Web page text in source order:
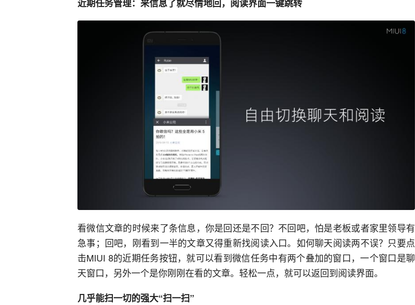
近期任务管理：来信息了就尽情地回，阅读界面一键跳转
看微信文章的时候来了条信息，你是回还是不回？不回吧，怕是老板或者家里领导有
急事；回吧，刚看到一半的文章又得重新找阅读入口。如何聊天阅读两不误？只要点
击MIUI 8的近期任务按钮，就可以看到微信任务中有两个叠加的窗口，一个窗口是聊
天窗口，另外一个是你刚刚在看的文章。轻松一点，就可以返回到阅读界面。
几乎能扫一切的强大“扫一扫”